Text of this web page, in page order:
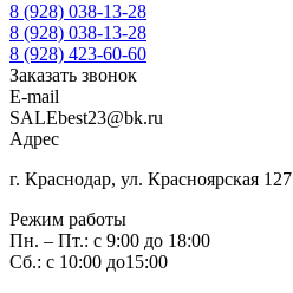
8 (928) 038-13-28
8 (928) 038-13-28
8 (928) 423-60-60
Заказать звонок
E-mail
SALEbest23@bk.ru
Адрес
г. Краснодар, ул. Красноярская 127
Режим работы
Пн. – Пт.: с 9:00 до 18:00
Сб.: с 10:00 до15:00